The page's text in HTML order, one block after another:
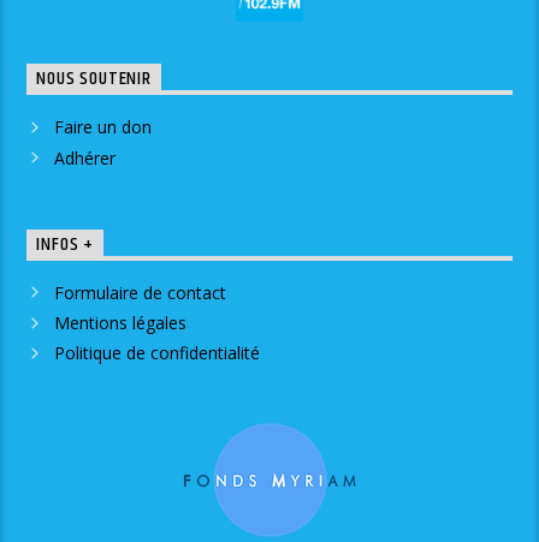
NOUS SOUTENIR
Faire un don
Adhérer
INFOS +
Formulaire de contact
Mentions légales
Politique de confidentialité